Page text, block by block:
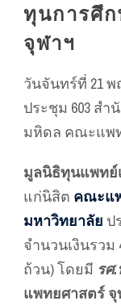
ทุนการศึ
จุฬาฯ
วันจันทร์ที่ 21 พ
ประชุม 603 ส
มหิดล คณะแพ
มูลนิธิทุนแพทย์
แก่นิสิต คณะแ
มหาวิทยาลัย ป
จำนวนเงินรวม
ถ้วน) โดยมี รศ
แพทยศาสตร์